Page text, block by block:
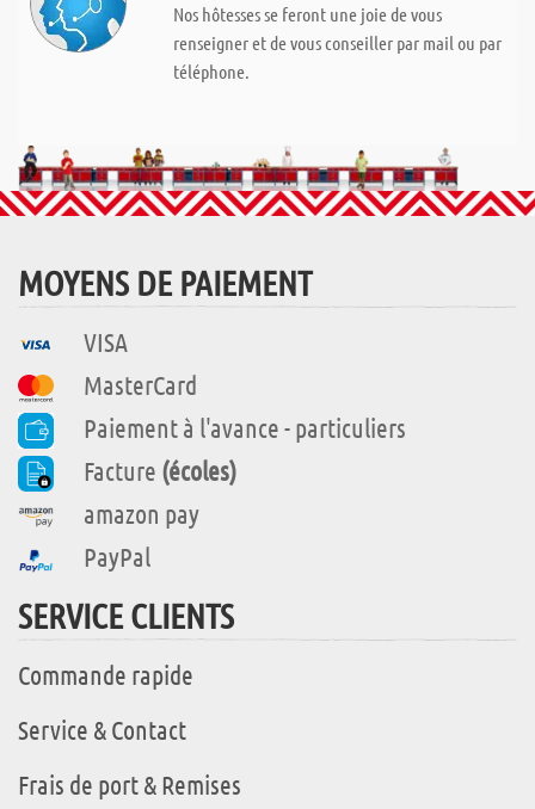
Nos hôtesses se feront une joie de vous
renseigner et de vous conseiller par mail ou par
téléphone.
MOYENS DE PAIEMENT
VISA
MasterCard
Paiement à l'avance - particuliers
Facture (écoles)
amazon pay
PayPal
SERVICE CLIENTS
Commande rapide
Service & Contact
Frais de port & Remises